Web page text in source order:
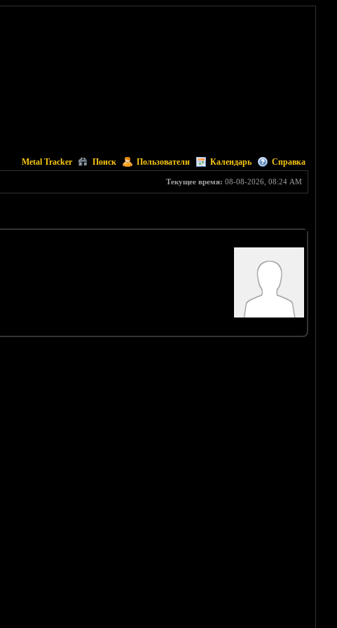
Metal Tracker Поиск Пользователи Календарь Справка
Текущее время: 08-08-2026, 08:24 AM